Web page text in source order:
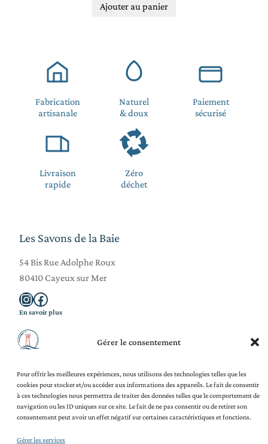
Gérer le consentement
Pour offrir les meilleures expériences, nous utilisons des technologies telles que les
cookies pour stocker et/ou accéder aux informations des appareils. Le fait de consentir
à ces technologies nous permettra de traiter des données telles que le comportement de
navigation ou les ID uniques sur ce site. Le fait de ne pas consentir ou de retirer son
consentement peut avoir un effet négatif sur certaines caractéristiques et fonctions.
Gérer les services
Ajouter au panier
Fabrication
artisanale
Naturel
& doux
Paiement
sécurisé
Livraison
rapide
Zéro
déchet
Les Savons de la Baie
54 Bis Rue Adolphe Roux
80410 Cayeux sur Mer
InstagramFacebook
En savoir plus
La Savonnerie
Blog
Team Building
Contact
Légal et juridique
Mentions légales
Politique de cookies (UE)